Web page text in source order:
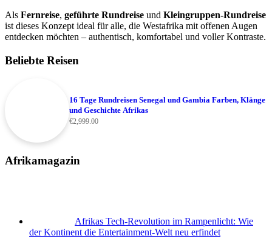
Als Fernreise, geführte Rundreise und Kleingruppen-Rundreise
ist dieses Konzept ideal für alle, die Westafrika mit offenen Augen
entdecken möchten – authentisch, komfortabel und voller Kontraste.
Beliebte Reisen
16 Tage Rundreisen Senegal und Gambia Farben, Klänge
und Geschichte Afrikas
€2,999.00
Afrikamagazin
Afrikas Tech-Revolution im Rampenlicht: Wie
der Kontinent die Entertainment-Welt neu erfindet